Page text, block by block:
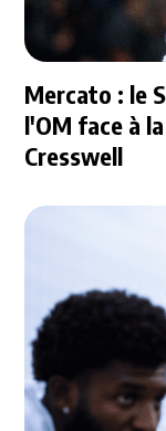
Mercato : le
l'OM face à
Cresswell